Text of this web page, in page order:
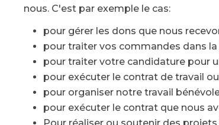
nous. C'est par exemple le cas:
pour gérer les dons que nous
pour traiter vos commandes dans
pour traiter votre candidature pour
pour exécuter le contrat de travail
pour organiser notre travail
pour exécuter le contrat que nous